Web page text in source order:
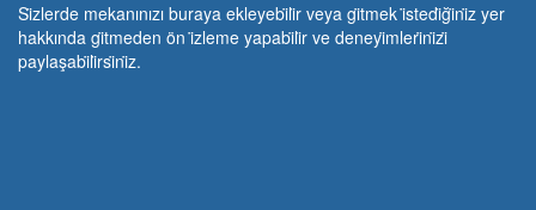
Si̇zlerde mekanınızı buraya ekleyebi̇li̇r veya gi̇tmek i̇stedi̇ği̇ni̇z yer
hakkında gi̇tmeden ön i̇zleme yapabi̇li̇r ve deneyi̇mleri̇ni̇zi̇
paylaşabi̇li̇rsi̇ni̇z.